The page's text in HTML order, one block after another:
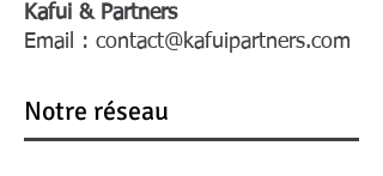
Kafui & Partners
Email : contact@kafuipartners.com
Notre réseau